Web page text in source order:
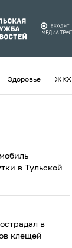
Здоровье ЖКХ
в Тульской
в
клещей